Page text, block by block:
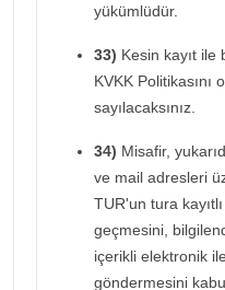
yükümlüdür.
33) Kesin kayıt ile
KVKK Politikasını
sayılacaksınız.
34) Misafir,
ve mail adresleri
TUR'un tura
geçmesini,
içerikli elektronik
göndermesini